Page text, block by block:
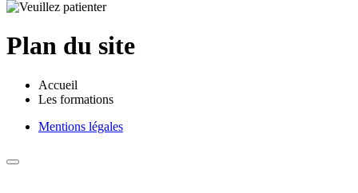
Plan du site
Accueil
Les formations
Mentions légales